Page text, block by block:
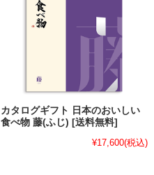
カタログギフト 日本のおいしい
食べ物 藤(ふじ) [送料無料]
¥17,600(税込)